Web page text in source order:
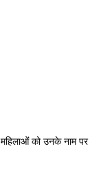
को उनके नाम पर